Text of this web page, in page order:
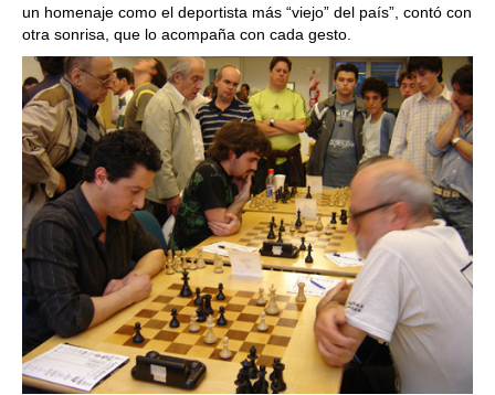
un homenaje como el deportista más “viejo” del país”, contó con
otra sonrisa, que lo acompaña con cada gesto.